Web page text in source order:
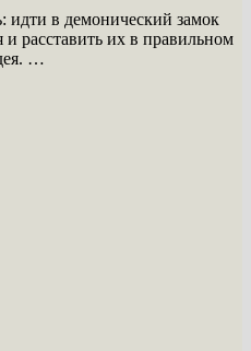
идти в демонический замок
и расставить их в правильном
…